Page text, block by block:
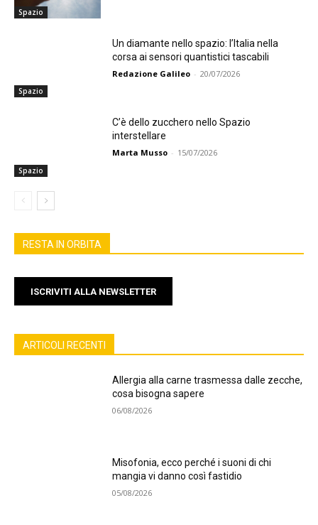
Spazio
Spazio
Un diamante nello spazio: l’Italia nella
corsa ai sensori quantistici tascabili
Redazione Galileo - 20/07/2026
Spazio
C’è dello zucchero nello Spazio
interstellare
Marta Musso - 15/07/2026
RESTA IN ORBITA
ISCRIVITI ALLA NEWSLETTER
ARTICOLI RECENTI
Allergia alla carne trasmessa dalle zecche,
cosa bisogna sapere
06/08/2026
Misofonia, ecco perché i suoni di chi
mangia vi danno così fastidio
05/08/2026